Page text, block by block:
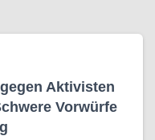
Aktivisten
Vorwürfe